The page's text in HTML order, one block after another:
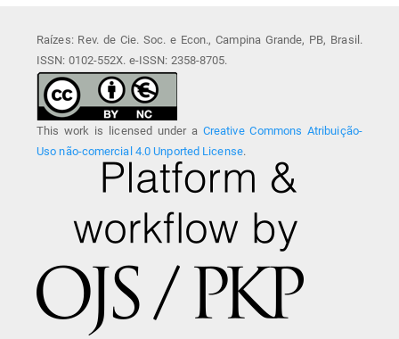
Raízes: Rev. de Cie. Soc. e Econ., Campina Grande, PB, Brasil.
ISSN: 0102-552X. e-ISSN: 2358-8705.
This work is licensed under a Creative Commons Atribuição-
Uso não-comercial 4.0 Unported License.